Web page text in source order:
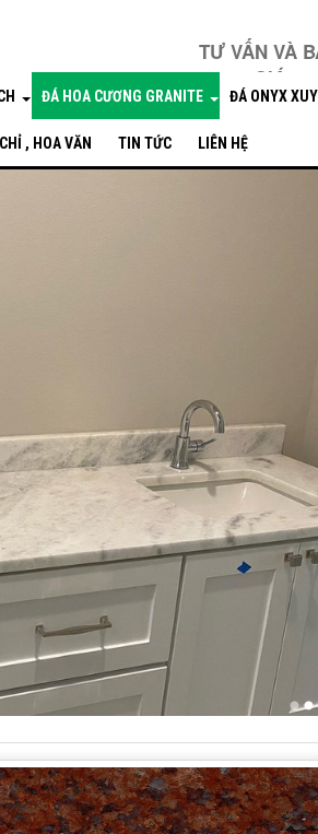
TƯ VẤN VÀ
GIÁ
ĐÁ HOA CƯƠNG GRANITE ĐÁ ONYX
, HOA VĂN TIN TỨC LIÊN HỆ